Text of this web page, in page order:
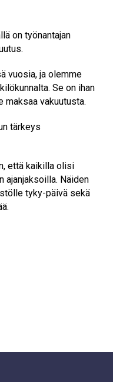
on työnantajan
vuosia, ja olemme
Se on ihan
maksaa vakuutusta.
tärkeys
että kaikilla olisi
ajanjaksoilla. Näiden
tyky-päivä sekä